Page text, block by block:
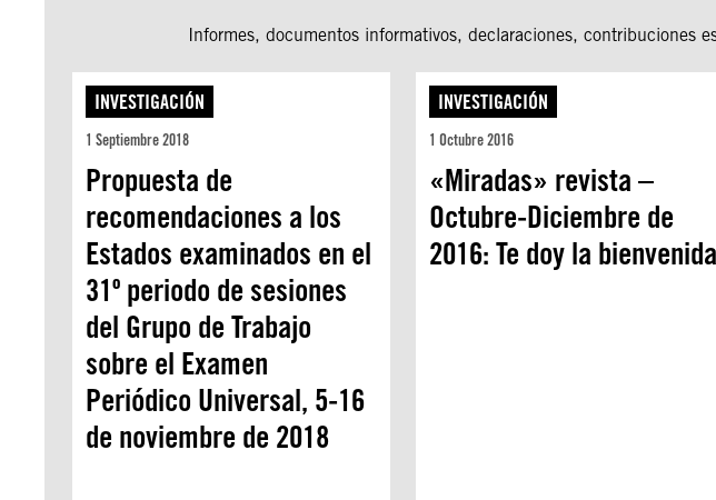
Informes, documentos informativos, declaraciones, contribuciones
INVESTIGACIÓN
1 Septiembre 2018
Propuesta de
recomendaciones a los
Estados examinados en el
31º periodo de sesiones
del Grupo de Trabajo
sobre el Examen
Periódico Universal, 5-16
de noviembre de 2018
INVESTIGACIÓN
1 Octubre 2016
«Miradas» revista –
Octubre-Diciembre de
2016: Te doy la bienvenida